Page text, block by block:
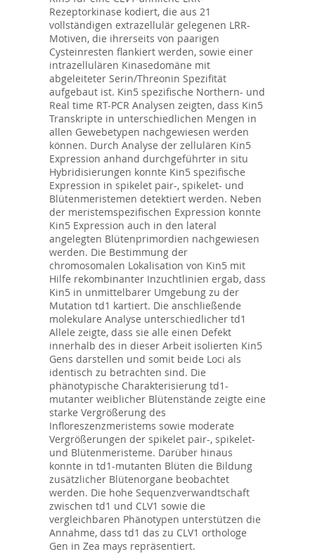
Rezeptorkinase kodiert, die aus 21
vollständigen extrazellulär gelegenen LRR-
Motiven, die ihrerseits von paarigen
Cysteinresten flankiert werden, sowie einer
intrazellulären Kinasedomäne mit
abgeleiteter Serin/Threonin Spezifität
aufgebaut ist. Kin5 spezifische Northern- und
Real time RT-PCR Analysen zeigten, dass Kin5
Transkripte in unterschiedlichen Mengen in
allen Gewebetypen nachgewiesen werden
können. Durch Analyse der zellulären Kin5
Expression anhand durchgeführter in situ
Hybridisierungen konnte Kin5 spezifische
Expression in spikelet pair-, spikelet- und
Blütenmeristemen detektiert werden. Neben
der meristemspezifischen Expression konnte
Kin5 Expression auch in den lateral
angelegten Blütenprimordien nachgewiesen
werden. Die Bestimmung der
chromosomalen Lokalisation von Kin5 mit
Hilfe rekombinanter Inzuchtlinien ergab, dass
Kin5 in unmittelbarer Umgebung zu der
Mutation td1 kartiert. Die anschließende
molekulare Analyse unterschiedlicher td1
Allele zeigte, dass sie alle einen Defekt
innerhalb des in dieser Arbeit isolierten Kin5
Gens darstellen und somit beide Loci als
identisch zu betrachten sind. Die
phänotypische Charakterisierung td1-
mutanter weiblicher Blütenstände zeigte eine
starke Vergrößerung des
Infloreszenzmeristems sowie moderate
Vergrößerungen der spikelet pair-, spikelet-
und Blütenmeristeme. Darüber hinaus
konnte in td1-mutanten Blüten die Bildung
zusätzlicher Blütenorgane beobachtet
werden. Die hohe Sequenzverwandtschaft
zwischen td1 und CLV1 sowie die
vergleichbaren Phänotypen unterstützen die
Annahme, dass td1 das zu CLV1 orthologe
Gen in Zea mays repräsentiert.